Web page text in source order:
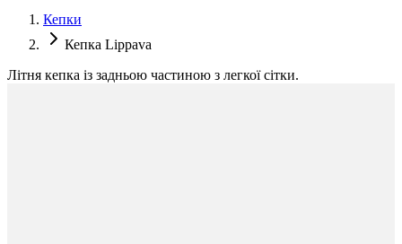
Кепки
Кепка Lippava
Літня кепка із задньою частиною з легкої сітки.